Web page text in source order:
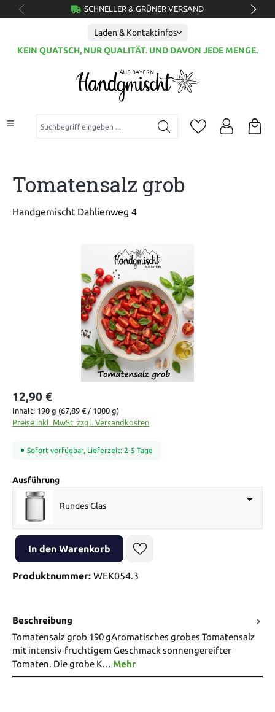
springen SCHNELLER & GRÜNER VERSAND
Laden & Kontaktinfos
KEIN QUATSCH, NUR QUALITÄT. UND DAVON JEDE MENGE.
Suchbegriff eingeben ...
Tomatensalz grob
Handgemischt Dahlienweg 4
Bildergalerie überspringen
12,90 €
Inhalt: 190 g (67,89 € / 1000 g)
Preise inkl. MwSt. zzgl. Versandkosten
Sofort verfügbar, Lieferzeit: 2-5 Tage
Ausführungauswählen
Rundes Glas
Produkt Anzahl: Gib den gewünschten Wert ein oder benutze die
In den Warenkorb
Produktnummer: WEK054.3
Beschreibung
Tomatensalz grob 190 gAromatisches grobes Tomatensalz
mit intensiv-fruchtigem Geschmack sonnengereifter
Tomaten. Die grobe K… Mehr